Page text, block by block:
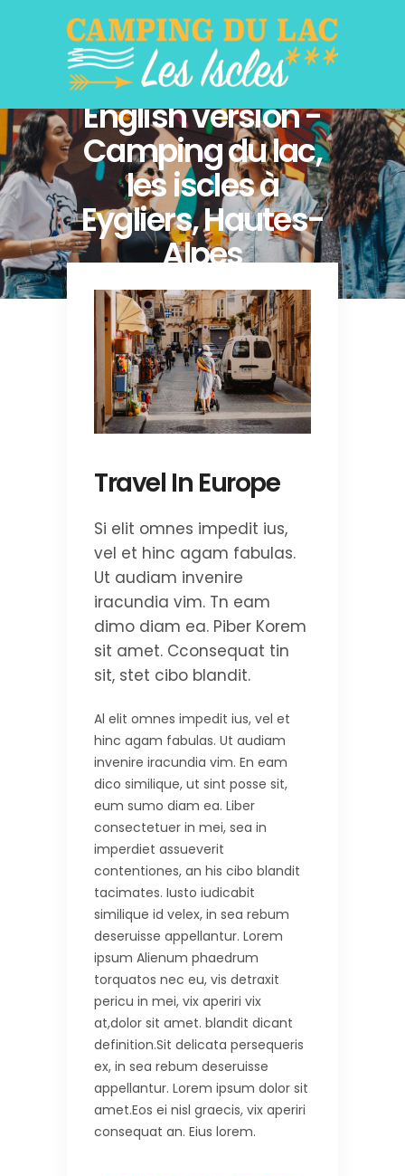
English version -
Camping du lac,
les iscles à
Eygliers, Hautes-
Alpes
Travel In Europe
Si elit omnes impedit ius,
vel et hinc agam fabulas.
Ut audiam invenire
iracundia vim. Tn eam
dimo diam ea. Piber Korem
sit amet. Cconsequat tin
sit, stet cibo blandit.
Al elit omnes impedit ius, vel et
hinc agam fabulas. Ut audiam
invenire iracundia vim. En eam
dico similique, ut sint posse sit,
eum sumo diam ea. Liber
consectetuer in mei, sea in
imperdiet assueverit
contentiones, an his cibo blandit
tacimates. Iusto iudicabit
similique id velex, in sea rebum
deseruisse appellantur. Lorem
ipsum Alienum phaedrum
torquatos nec eu, vis detraxit
pericu in mei, vix aperiri vix
at,dolor sit amet. blandit dicant
definition.Sit delicata persequeris
ex, in sea rebum deseruisse
appellantur. Lorem ipsum dolor sit
amet.Eos ei nisl graecis, vix aperiri
consequat an. Eius lorem.